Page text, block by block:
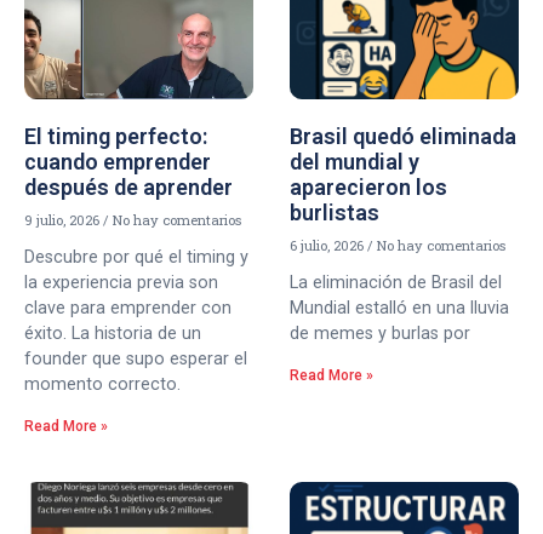
El timing perfecto:
cuando emprender
después de aprender
9 julio, 2026 No hay comentarios
Descubre por qué el timing y
la experiencia previa son
clave para emprender con
éxito. La historia de un
founder que supo esperar el
momento correcto.
Read More »
Brasil quedó eliminada
del mundial y
aparecieron los
burlistas
6 julio, 2026 No hay comentarios
La eliminación de Brasil del
Mundial estalló en una lluvia
de memes y burlas por
Read More »